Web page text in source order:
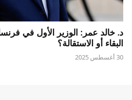
د. خالد عمر: الوزير الأول في
البقاء أو الاستقالة؟
30 أغسطس 2025